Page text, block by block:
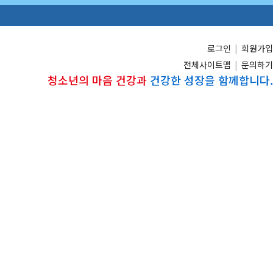
로그인 | 회원가입
전체사이트맵 | 문의하기
청소년의 마음 건강과 건강한 성장을 함께합니다.